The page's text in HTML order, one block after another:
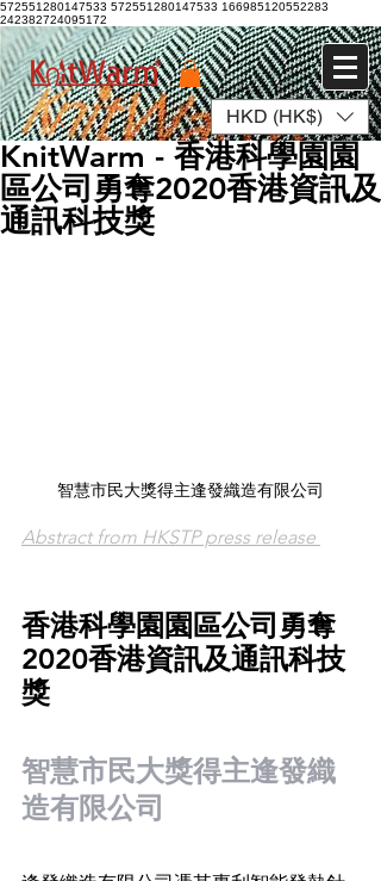
572551280147533 572551280147533 166985120552283
242382724095172
登入 HKD (HK$)
KnitWarm - 香港科學園園
區公司勇奪2020香港資訊及
通訊科技獎
智慧市民大獎得主逢發織造有限公司
Abstract from HKSTP press release
香港科學園園區公司勇奪
2020香港資訊及通訊科技
獎
智慧市民大獎得主逢發織
造有限公司